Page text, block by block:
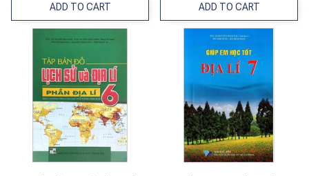
ADD TO CART ADD TO CART